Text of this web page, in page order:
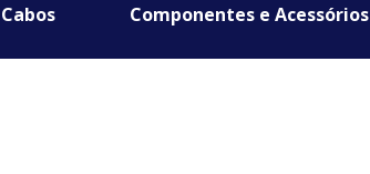
Cabos Componentes e Acessórios